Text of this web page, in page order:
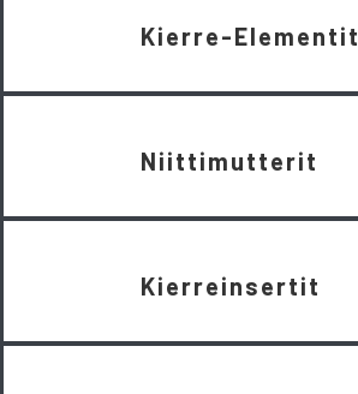
Kierre-Elementit
Niittimutterit
Kierreinsertit